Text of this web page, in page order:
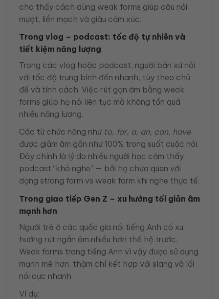
cho thấy cách dùng weak forms giúp câu nói
mượt, liền mạch và giàu cảm xúc.
Trong vlog – podcast: tốc độ tự nhiên và
tiết kiệm năng lượng
Trong các vlog hoặc podcast, người bản xứ nói
với tốc độ trung bình đến nhanh, tùy theo chủ
đề và tính cách. Việc rút gọn âm bằng weak
forms giúp họ nói liên tục mà không tốn quá
nhiều năng lượng.
Các từ chức năng như to, for, a, an, can, have
được giảm âm gần như 100% trong suốt cuộc nói.
Đây chính là lý do nhiều người học cảm thấy
podcast “khó nghe” — bởi họ chưa quen với
dạng strong form vs weak form khi nghe thực tế.
Trong giao tiếp Gen Z – xu hướng tối giản âm
mạnh hơn
Người trẻ ở các quốc gia nói tiếng Anh có xu
hướng rút ngắn âm nhiều hơn thế hệ trước.
Weak forms trong tiếng Anh vì vậy được sử dụng
mạnh mẽ hơn, thậm chí kết hợp với slang và lối
nói cực nhanh.
Ví dụ: